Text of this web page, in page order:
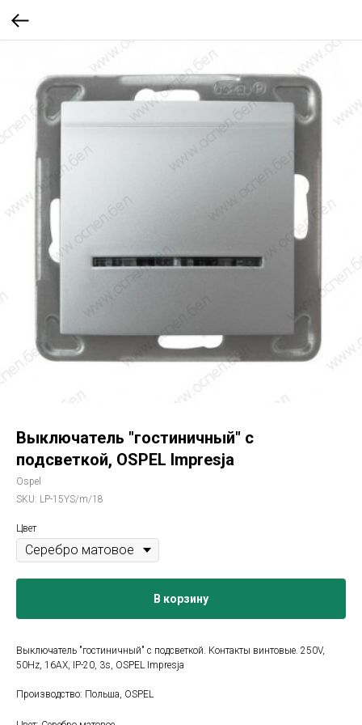
Выключатель "гостиничный" с
подсветкой, OSPEL Impresja
Ospel
SKU: LP-15YS/m/18
Цвет
В корзину
Выключатель "гостиничный" с подсветкой. Контакты винтовые. 250V,
50Hz, 16AX, IP-20, 3s, OSPEL Impresja
Производство: Польша, OSPEL